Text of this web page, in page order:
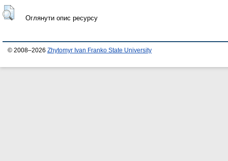
Оглянути опис ресурсу
© 2008–2026 Zhytomyr Ivan Franko State University